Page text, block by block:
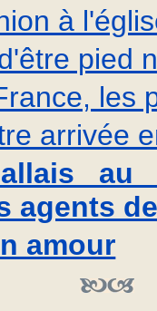
à
pied
les
arrivée
agents
amour